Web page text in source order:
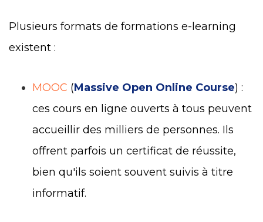
Plusieurs formats de formations e-learning
existent :
MOOC (Massive Open Online Course) :
ces cours en ligne ouverts à tous peuvent
accueillir des milliers de personnes. Ils
offrent parfois un certificat de réussite,
bien qu'ils soient souvent suivis à titre
informatif.